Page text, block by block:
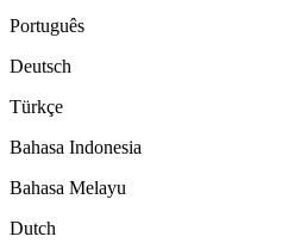
Português
Deutsch
Türkçe
Bahasa Indonesia
Bahasa Melayu
Dutch